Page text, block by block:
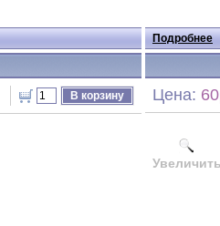
Подробнее
В корзину Цена:
Увеличить